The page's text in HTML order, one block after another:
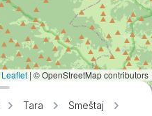
Tara
Smeštaj
Leaflet | © OpenStreetMap contributors